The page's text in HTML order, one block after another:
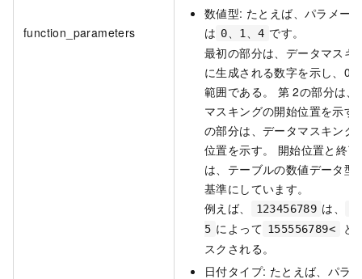
function_parameters
数値型: たとえば、パラメー
は 0、1、4 です。
最初の部分は、データマスキ
に生成される数字を示し、0
範囲である。 第 2の部分は、
マスキングの開始位置を示す
の部分は、データマスキング
位置を示す。 開始位置と終
は、テーブルの数値データ型
基準にしています。
例えば、
123456789 は、
5 によって 155556789<
と
スクされる。
日付タイプ: たとえば、パラ